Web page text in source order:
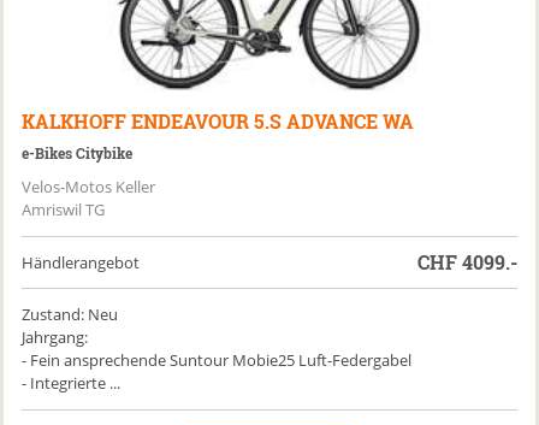
KALKHOFF ENDEAVOUR 5.S ADVANCE WA
e-Bikes Citybike
Velos-Motos Keller
Amriswil TG
Händlerangebot CHF4099.-
Zustand: Neu
Jahrgang:
- Fein ansprechende Suntour Mobie25 Luft-Federgabel
- Integrierte ...